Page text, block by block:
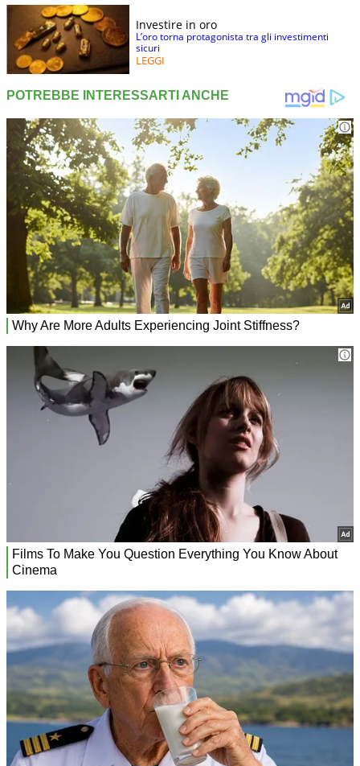
Investire in oro
L’oro torna protagonista tra gli investimenti
sicuri
LEGGI